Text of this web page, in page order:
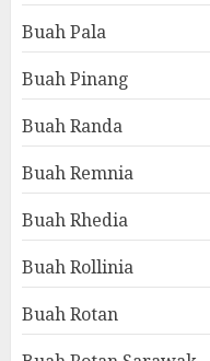
Buah Pala
Buah Pinang
Buah Randa
Buah Remnia
Buah Rhedia
Buah Rollinia
Buah Rotan